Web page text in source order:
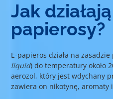
Jak
papierosy?
E-papieros działa na
liquid) do temperatury około
aerozol, który jest wdychany
zawiera on nikotynę,